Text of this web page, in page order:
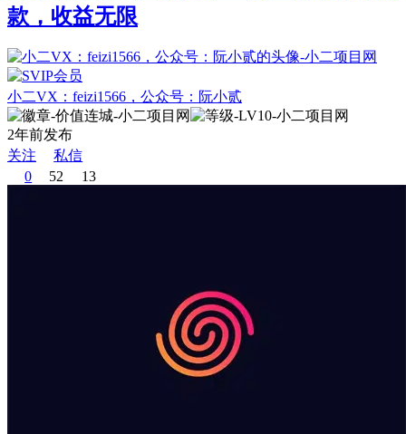
款，收益无限
小二VX：feizi1566，公众号：阮小贰
2年前发布
关注
私信
0
52 13